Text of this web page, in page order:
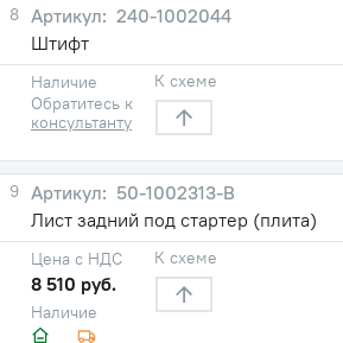
8
240-1002044
Штифт
Наличие
Обратитесь к
консультанту
К схеме
9
50-1002313-В
Лист задний под стартер (плита)
Наличие
Цена с НДС
8 510 руб.
К схеме